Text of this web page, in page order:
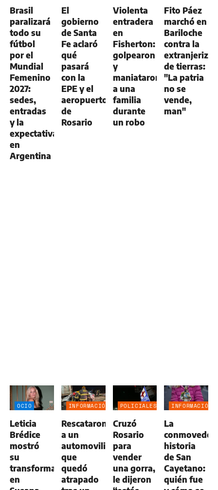
Brasil
paralizará
todo su
fútbol
por el
Mundial
Femenino
2027:
sedes,
entradas
y la
expectativa
en
Argentina
El
gobierno
de Santa
Fe aclaró
qué
pasará
con la
EPE y el
aeropuerto
de
Rosario
Violenta
entradera
en
Fisherton:
golpearon
y
maniataron
a una
familia
durante
un robo
Fito Páez
marchó en
Bariloche
contra la
de tierras:
"La patria
no se
vende,
man"
OCIO
Leticia
Brédice
mostró
su
transformación
en
INFORMACIÓN
Rescataron
a un
automovilista
que
quedó
atrapado
POLICIALES
Cruzó
Rosario
para
vender
una gorra,
le dijeron
INFORMACIÓN
La
historia
de San
Cayetano:
quién fue